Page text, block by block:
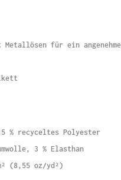
für ein
% recyceltes Polyester
3 % Elasthan
(8,55 oz/yd²)